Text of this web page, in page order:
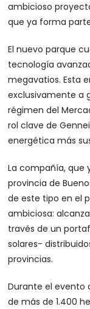
ambicioso
que ya forma
El nuevo parque
tecnología
megavatios. Esta
exclusivamente a
régimen del
rol clave de
energética más
La compañía, que
provincia de
de este tipo en el
ambiciosa:
través de un
solares-
provincias.
Durante el evento
de más de 1.400